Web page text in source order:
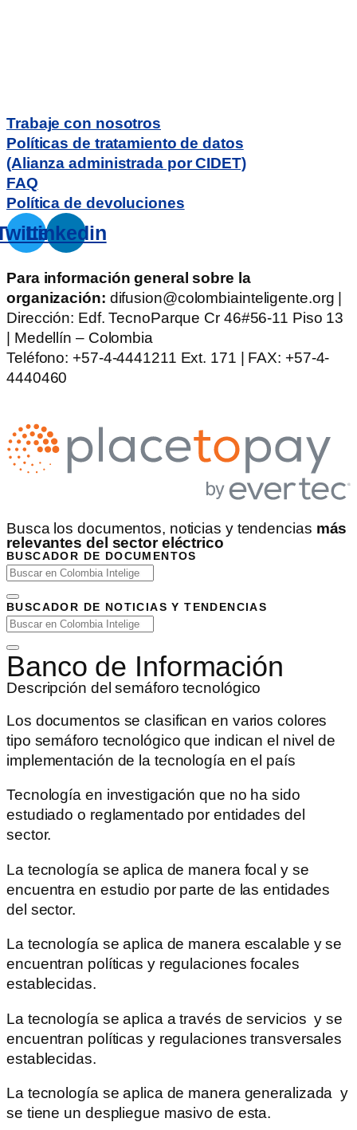
Trabaje con nosotros
Políticas de tratamiento de datos
(Alianza administrada por CIDET)
FAQ
Política de devoluciones
Linkedin
Para información general sobre la
organización: difusion@colombiainteligente.org |
Dirección: Edf. TecnoParque Cr 46#56-11 Piso 13
| Medellín – Colombia
Teléfono: +57-4-4441211 Ext. 171 | FAX: +57-4-
4440460
Busca los documentos, noticias y tendencias más
relevantes del sector eléctrico
BUSCADOR DE DOCUMENTOS
BUSCADOR DE NOTICIAS Y TENDENCIAS
Banco de Información
Descripción del semáforo tecnológico
Los documentos se clasifican en varios colores
tipo semáforo tecnológico que indican el nivel de
implementación de la tecnología en el país
Tecnología en investigación que no ha sido
estudiado o reglamentado por entidades del
sector.
La tecnología se aplica de manera focal y se
encuentra en estudio por parte de las entidades
del sector.
La tecnología se aplica de manera escalable y se
encuentran políticas y regulaciones focales
establecidas.
La tecnología se aplica a través de servicios y se
encuentran políticas y regulaciones transversales
establecidas.
La tecnología se aplica de manera generalizada y
se tiene un despliegue masivo de esta.